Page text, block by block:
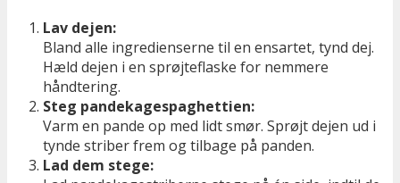
Lav dejen:
Bland alle ingredienserne til en ensartet, tynd dej.
Hæld dejen i en sprøjteflaske for nemmere
håndtering.
Steg pandekagespaghettien:
Varm en pande op med lidt smør. Sprøjt dejen ud i
tynde striber frem og tilbage på panden.
Lad dem stege: